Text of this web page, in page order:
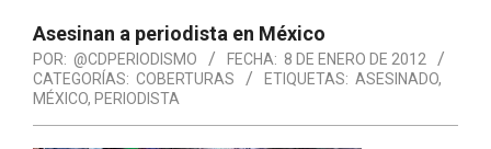
Asesinan a periodista en México
POR: @CDPERIODISMO FECHA: 8 DE ENERO DE 2012
CATEGORÍAS: COBERTURAS ETIQUETAS: ASESINADO,
MÉXICO, PERIODISTA